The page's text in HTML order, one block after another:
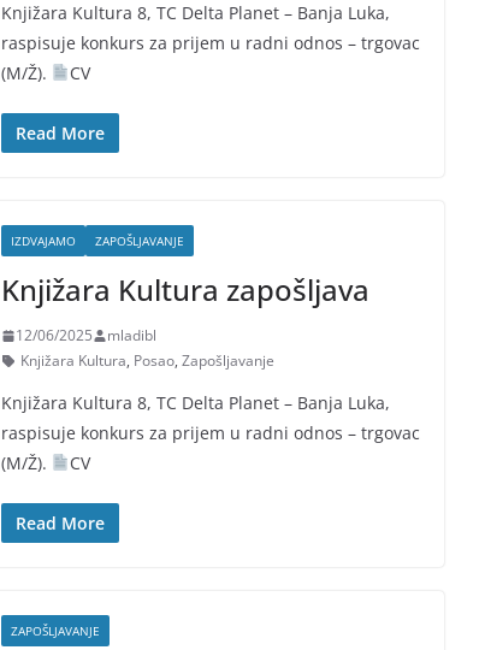
Knjižara Kultura 8, TC Delta Planet – Banja Luka,
raspisuje konkurs za prijem u radni odnos – trgovac
(M/Ž).
CV
Read More
IZDVAJAMO ZAPOŠLJAVANJE
Knjižara Kultura zapošljava
12/06/2025
mladibl
Knjižara Kultura, Posao, Zapošljavanje
Knjižara Kultura 8, TC Delta Planet – Banja Luka,
raspisuje konkurs za prijem u radni odnos – trgovac
(M/Ž).
CV
Read More
ZAPOŠLJAVANJE